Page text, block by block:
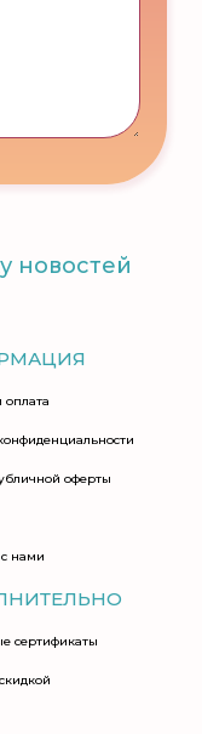
новостей
оплата
оферты
нами
сертификаты